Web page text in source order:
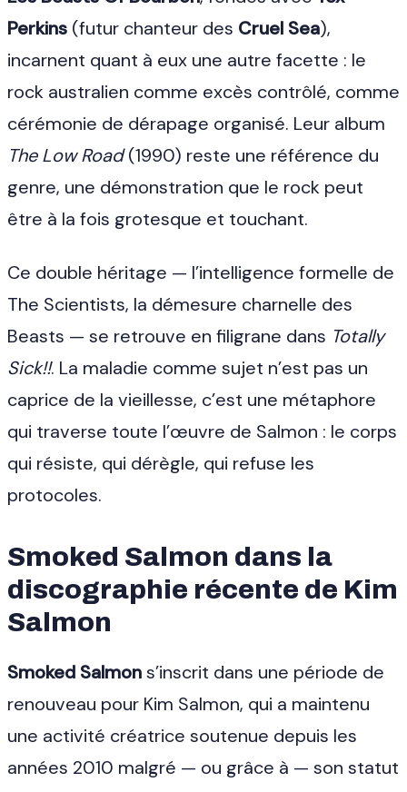
Perkins (futur chanteur des Cruel Sea),
incarnent quant à eux une autre facette : le
rock australien comme excès contrôlé, comme
cérémonie de dérapage organisé. Leur album
The Low Road(1990) reste une référence du
genre, une démonstration que le rock peut
être à la fois grotesque et touchant.
Ce double héritage — l’intelligence formelle de
The Scientists, la démesure charnelle des
Beasts — se retrouve en filigrane dans Totally
Sick!!. La maladie comme sujet n’est pas un
caprice de la vieillesse, c’est une métaphore
qui traverse toute l’œuvre de Salmon : le corps
qui résiste, qui dérègle, qui refuse les
protocoles.
Smoked Salmon dans la
discographie récente de Kim
Salmon
Smoked Salmons’inscrit dans une période de
renouveau pour Kim Salmon, qui a maintenu
une activité créatrice soutenue depuis les
années 2010 malgré — ou grâce à — son statut